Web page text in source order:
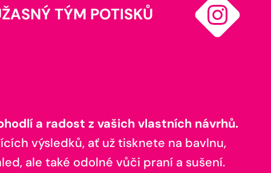
TÝM POTISKŮ
a radost z vašich vlastních návrhů.
výsledků, ať už tisknete na bavlnu,
ale také odolné vůči praní a sušení.